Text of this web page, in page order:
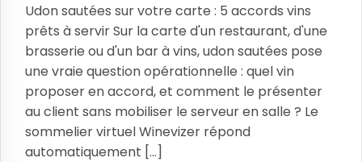
Udon sautées sur votre carte : 5 accords vins
prêts à servir Sur la carte d'un restaurant, d'une
brasserie ou d'un bar à vins, udon sautées pose
une vraie question opérationnelle : quel vin
proposer en accord, et comment le présenter
au client sans mobiliser le serveur en salle ? Le
sommelier virtuel Winevizer répond
automatiquement [...]